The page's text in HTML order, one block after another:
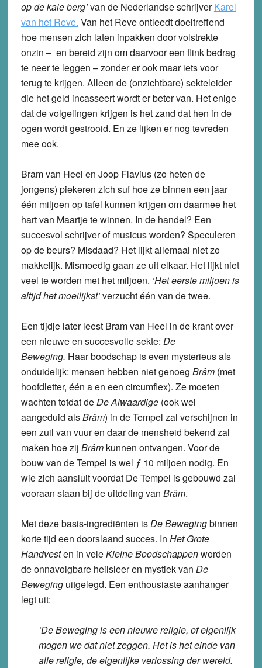
op de kale berg’van de Nederlandse schrijverKarel
van het Reve. Van het Reve ontleedt doeltreffend
hoe mensen zich laten inpakken door volstrekte
onzin – en bereid zijn om daarvoor een flink bedrag
te neer te leggen – zonder er ook maar iets voor
terug te krijgen. Alleen de (onzichtbare) sekteleider
die het geld incasseert wordt er beter van. Het enige
dat de volgelingen krijgen is het zand dat hen in de
ogen wordt gestrooid. En ze lijken er nog tevreden
mee ook.
Bram van Heel en Joop Flavius (zo heten de
jongens) piekeren zich suf hoe ze binnen een jaar
één miljoen op tafel kunnen krijgen om daarmee het
hart van Maartje te winnen. In de handel? Een
succesvol schrijver of musicus worden? Speculeren
op de beurs? Misdaad? Het lijkt allemaal niet zo
makkelijk. Mismoedig gaan ze uit elkaar. Het lijkt niet
veel te worden met het miljoen. ‘Het eerste miljoen is
altijd het moeilijkst’verzucht één van de twee.
Een tijdje later leest Bram van Heel in de krant over
een nieuwe en succesvolle sekte: De
Beweging. Haar boodschap is even mysterieus als
onduidelijk: mensen hebben niet genoeg Brâm(met
hoofdletter, één a en een circumflex). Ze moeten
wachten totdat deDe Alwaardige (ook wel
aangeduid alsBrâm) in de Tempel zal verschijnen in
een zuil van vuur en daar de mensheid bekend zal
maken hoe zij Brâmkunnen ontvangen. Voor de
bouw van de Tempel is wel ƒ 10 miljoen nodig. En
wie zich aansluit voordat De Tempel is gebouwd zal
vooraan staan bij de uitdeling van Brâm.
Met deze basis-ingrediënten isDe Bewegingbinnen
korte tijd een doorslaand succes. In Het Grote
Handvesten in veleKleine Boodschappenworden
de onnavolgbare heilsleer en mystiek van De
Beweginguitgelegd. Een enthousiaste aanhanger
legt uit:
‘De Beweging is een nieuwe religie, of eigenlijk
mogen we dat niet zeggen. Het is het einde van
alle religie, de eigenlijke verlossing der wereld.